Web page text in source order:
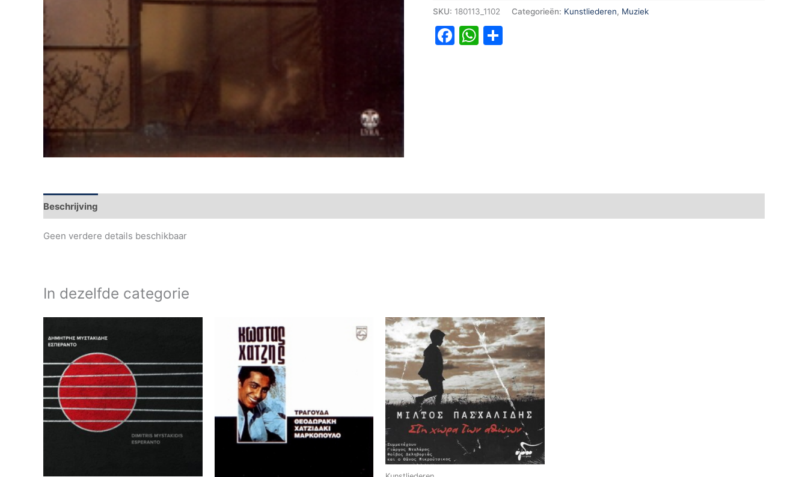
SKU: 180113_1102 Categorieën: Kunstliederen, Muziek
Facebook
WhatsApp
Beschrijving
Geen verdere details beschikbaar
In dezelfde categorie